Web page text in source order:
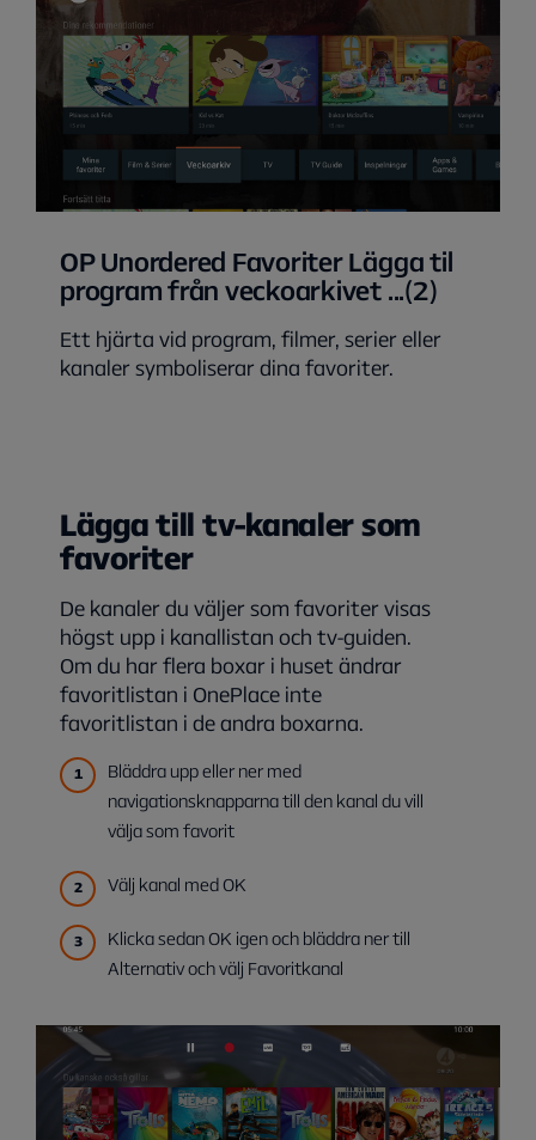
OP Unordered Favoriter Lägga til
program från veckoarkivet ...(2)
Ett hjärta vid program, filmer, serier eller
kanaler symboliserar dina favoriter.
Lägga till tv-kanaler som
favoriter
De kanaler du väljer som favoriter visas
högst upp i kanallistan och tv-guiden.
Om du har flera boxar i huset ändrar
favoritlistan i OnePlace inte
favoritlistan i de andra boxarna.
Bläddra upp eller ner med
navigationsknapparna till den kanal du vill
välja som favorit
Välj kanal med OK
Klicka sedan OK igen och bläddra ner till
Alternativ och välj Favoritkanal